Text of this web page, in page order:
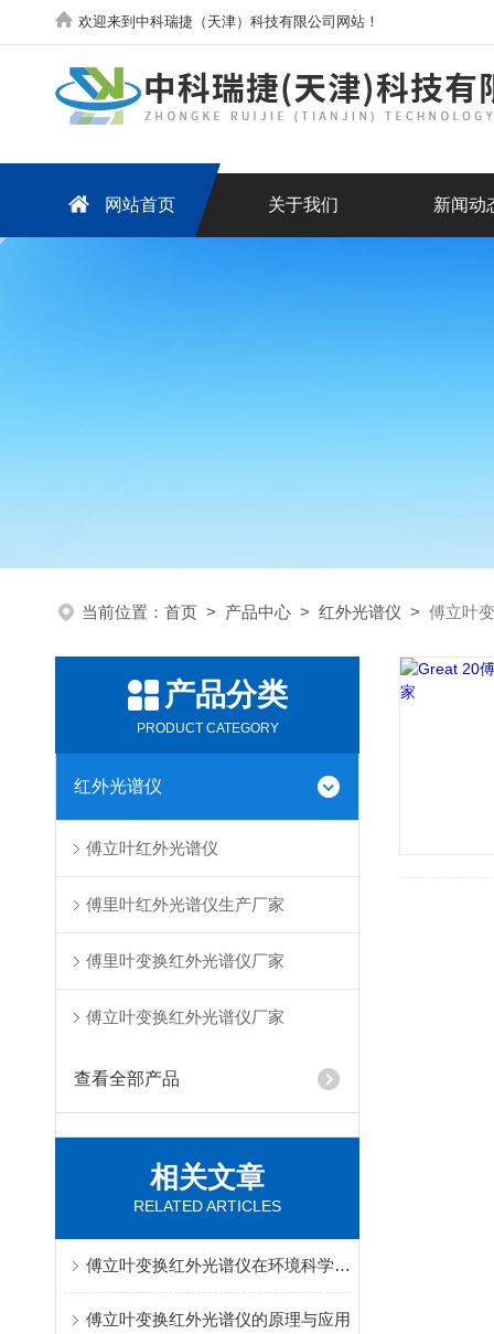
欢迎来到中科瑞捷（天津）科技有限公司网站！
网站首页 关于我们 新闻动
当前位置： 首页 > 产品中心 > 红外光谱仪 > 傅立叶
产品分类
PRODUCT CATEGORY
红外光谱仪
傅立叶红外光谱仪
傅里叶红外光谱仪生产厂家
傅里叶变换红外光谱仪厂家
傅立叶变换红外光谱仪厂家
查看全部产品
相关文章
RELATED ARTICLES
傅立叶变换红外光谱仪在环境科学中的重要应用
傅立叶变换红外光谱仪的原理与应用